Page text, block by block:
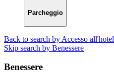
Parcheggio
Back to search by Accesso all'hotel
Skip search by Benessere
Benessere